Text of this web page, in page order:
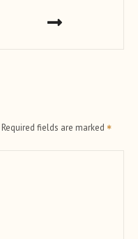
Required fields are marked